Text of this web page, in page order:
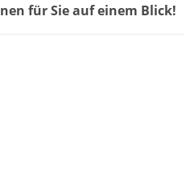
für Sie auf einem Blick!